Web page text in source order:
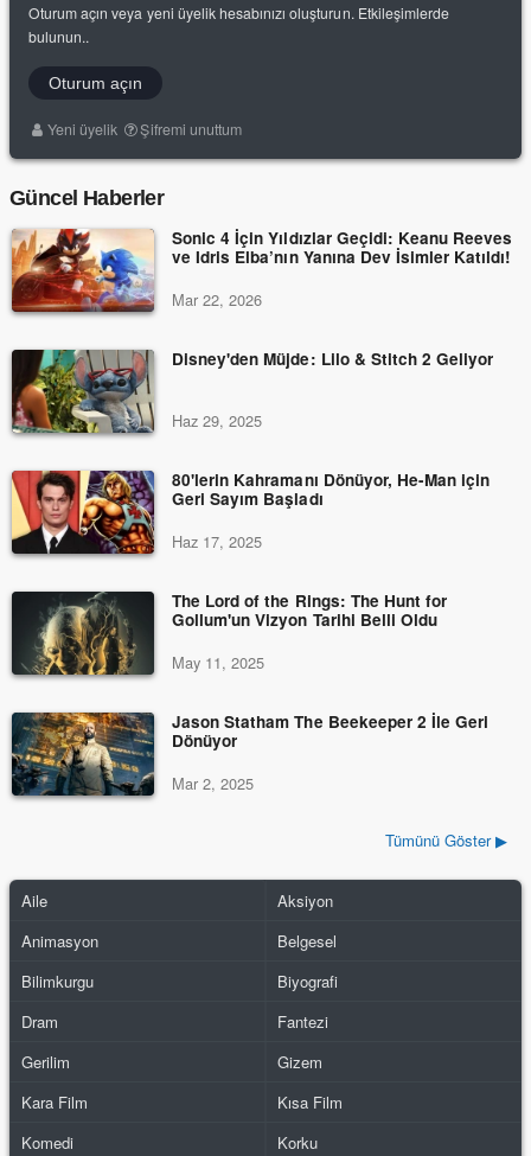
Oturum açın veya yeni üyelik hesabınızı oluşturun. Etkileşimlerde
bulunun..
Oturum açın
Yeni üyelik Şifremi unuttum
Güncel Haberler
Sonic 4 İçin Yıldızlar Geçidi: Keanu Reeves
ve Idris Elba’nın Yanına Dev İsimler Katıldı!
Mar 22, 2026
Disney'den Müjde: Lilo & Stitch 2 Geliyor
Haz 29, 2025
80'lerin Kahramanı Dönüyor, He-Man için
Geri Sayım Başladı
Haz 17, 2025
The Lord of the Rings: The Hunt for
Gollum'un Vizyon Tarihi Belli Oldu
May 11, 2025
Jason Statham The Beekeeper 2 İle Geri
Dönüyor
Mar 2, 2025
Tümünü Göster ▶
Aile
Aksiyon
Animasyon
Belgesel
Bilimkurgu
Biyografi
Dram
Fantezi
Gerilim
Gizem
Kara Film
Kısa Film
Komedi
Korku